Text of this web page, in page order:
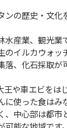
ンの歴史・文化
水産業、観光業
のイルカウォッ
落、化石採取が
王や車エビをは
に使った食はみ
、中心部は都市